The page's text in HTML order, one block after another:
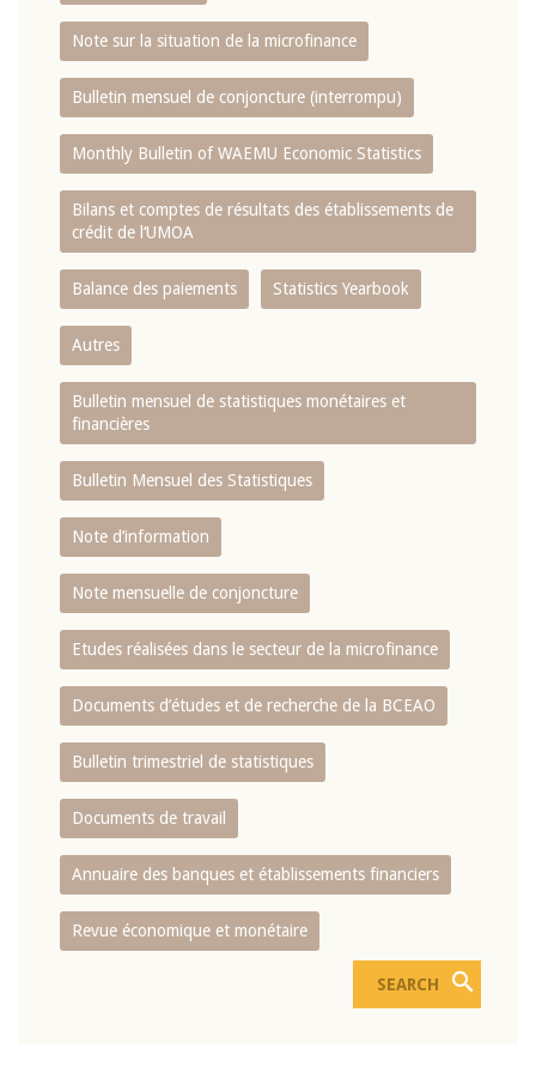
Note sur la situation de la microfinance
Bulletin mensuel de conjoncture (interrompu)
Monthly Bulletin of WAEMU Economic Statistics
Bilans et comptes de résultats des établissements de
crédit de l‘UMOA
Balance des paiements Statistics Yearbook
Autres
Bulletin mensuel de statistiques monétaires et
financières
Bulletin Mensuel des Statistiques
Note d’information
Note mensuelle de conjoncture
Etudes réalisées dans le secteur de la microfinance
Documents d’études et de recherche de la BCEAO
Bulletin trimestriel de statistiques
Documents de travail
Annuaire des banques et établissements financiers
Revue économique et monétaire